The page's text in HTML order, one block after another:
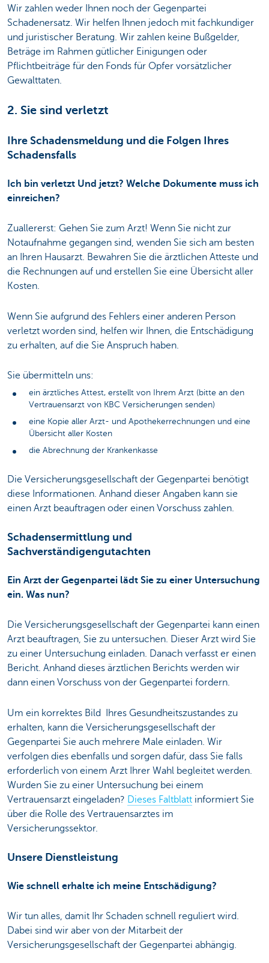
Wir zahlen weder Ihnen noch der Gegenpartei
Schadenersatz. Wir helfen Ihnen jedoch mit fachkundiger
und juristischer Beratung. Wir zahlen keine Bußgelder,
Beträge im Rahmen gütlicher Einigungen oder
Pflichtbeiträge für den Fonds für Opfer vorsätzlicher
Gewalttaten.
2. Sie sind verletzt
Ihre Schadensmeldung und die Folgen Ihres
Schadensfalls
Ich bin verletzt Und jetzt? Welche Dokumente muss ich
einreichen?
Zuallererst: Gehen Sie zum Arzt! Wenn Sie nicht zur
Notaufnahme gegangen sind, wenden Sie sich am besten
an Ihren Hausarzt. Bewahren Sie die ärztlichen Atteste und
die Rechnungen auf und erstellen Sie eine Übersicht aller
Kosten.
Wenn Sie aufgrund des Fehlers einer anderen Person
verletzt worden sind, helfen wir Ihnen, die Entschädigung
zu erhalten, auf die Sie Anspruch haben.
Sie übermitteln uns:
ein ärztliches Attest, erstellt von Ihrem Arzt (bitte an den
Vertrauensarzt von KBC Versicherungen senden)
eine Kopie aller Arzt- und Apothekerrechnungen und eine
Übersicht aller Kosten
die Abrechnung der Krankenkasse
Die Versicherungsgesellschaft der Gegenpartei benötigt
diese Informationen. Anhand dieser Angaben kann sie
einen Arzt beauftragen oder einen Vorschuss zahlen.
Schadensermittlung und
Sachverständigengutachten
Ein Arzt der Gegenpartei lädt Sie zu einer Untersuchung
ein. Was nun?
Die Versicherungsgesellschaft der Gegenpartei kann einen
Arzt beauftragen, Sie zu untersuchen. Dieser Arzt wird Sie
zu einer Untersuchung einladen. Danach verfasst er einen
Bericht. Anhand dieses ärztlichen Berichts werden wir
dann einen Vorschuss von der Gegenpartei fordern.
Um ein korrektes Bild Ihres Gesundheitszustandes zu
erhalten, kann die Versicherungsgesellschaft der
Gegenpartei Sie auch mehrere Male einladen. Wir
verfolgen dies ebenfalls und sorgen dafür, dass Sie falls
erforderlich von einem Arzt Ihrer Wahl begleitet werden.
Wurden Sie zu einer Untersuchung bei einem
Vertrauensarzt eingeladen? Dieses Faltblatt informiert Sie
über die Rolle des Vertrauensarztes im
Versicherungssektor.
Unsere Dienstleistung
Wie schnell erhalte ich meine Entschädigung?
Wir tun alles, damit Ihr Schaden schnell reguliert wird.
Dabei sind wir aber von der Mitarbeit der
Versicherungsgesellschaft der Gegenpartei abhängig.